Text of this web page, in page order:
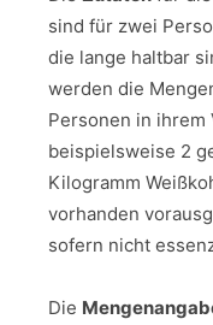
sind für zwei
die lange haltbar
werden die
Personen in ihrem
beispielsweise 2
Kilogramm
vorhanden
sofern nicht
Die